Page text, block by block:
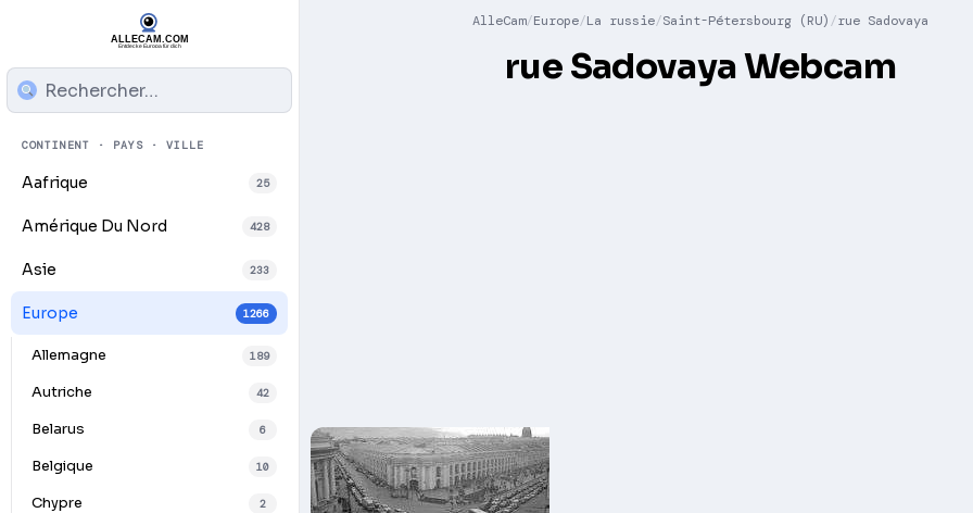
CONTINENT · PAYS · VILLE
Aafrique 25
Amérique Du Nord 428
Asie 233
Europe 1266
Allemagne 189
Autriche 42
Belarus 6
Belgique 10
Chypre 2
AlleCam Europe La russie Saint-Pétersbourg (RU) rue Sadovaya
rue Sadovaya Webcam